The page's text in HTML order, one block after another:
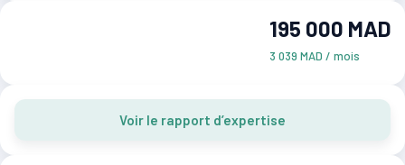
195 000 MAD
3 039 MAD / mois
Voir le rapport d’expertise